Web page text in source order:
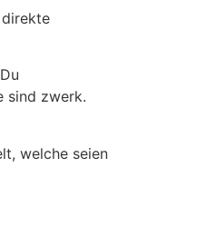
sind zwerk.
welche seien